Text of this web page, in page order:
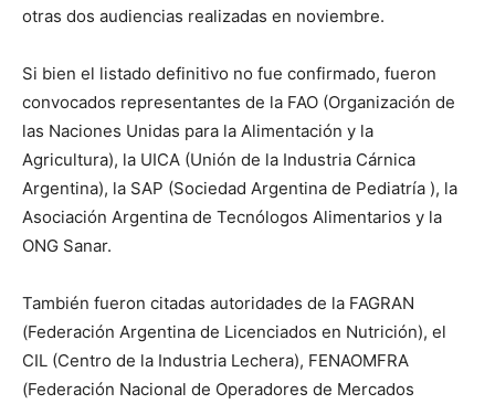
otras dos audiencias realizadas en noviembre.
Si bien el listado definitivo no fue confirmado, fueron
convocados representantes de la FAO (Organización de
las Naciones Unidas para la Alimentación y la
Agricultura), la UICA (Unión de la Industria Cárnica
Argentina), la SAP (Sociedad Argentina de Pediatría ), la
Asociación Argentina de Tecnólogos Alimentarios y la
ONG Sanar.
También fueron citadas autoridades de la FAGRAN
(Federación Argentina de Licenciados en Nutrición), el
CIL (Centro de la Industria Lechera), FENAOMFRA
(Federación Nacional de Operadores de Mercados